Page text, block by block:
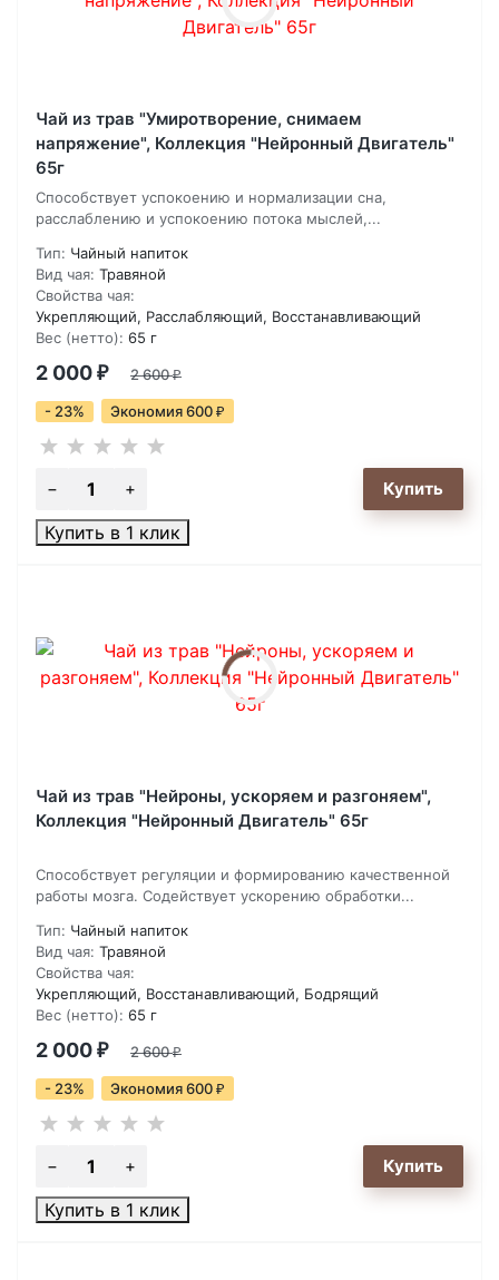
Чай из трав "Умиротворение, снимаем
напряжение", Коллекция "Нейронный Двигатель"
65г
Способствует успокоению и нормализации сна,
расслаблению и успокоению потока мыслей,...
Тип: Чайный напиток
Вид чая: Травяной
Свойства чая:
Укрепляющий, Расслабляющий, Восстанавливающий
Вес (нетто): 65 г
2 000 ₽ 2 600₽
- 23% Экономия 600 ₽
Купить в 1 клик
Чай из трав "Нейроны, ускоряем и разгоняем",
Коллекция "Нейронный Двигатель" 65г
Способствует регуляции и формированию качественной
работы мозга. Содействует ускорению обработки...
Тип: Чайный напиток
Вид чая: Травяной
Свойства чая:
Укрепляющий, Восстанавливающий, Бодрящий
Вес (нетто): 65 г
2 000 ₽ 2 600₽
- 23% Экономия 600 ₽
Купить в 1 клик